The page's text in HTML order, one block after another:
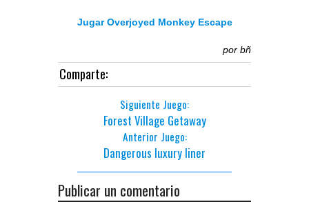
Jugar Overjoyed Monkey Escape
por bñ
Comparte:
Siguiente Juego:
Forest Village Getaway
Anterior Juego:
Dangerous luxury liner
Publicar un comentario